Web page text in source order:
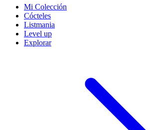
Mi Colección
Cócteles
Listmania
Level up
Explorar